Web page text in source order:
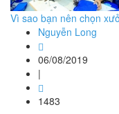
Vì sao bạn nên chọn
Nguyễn Long
06/08/2019
|
1483